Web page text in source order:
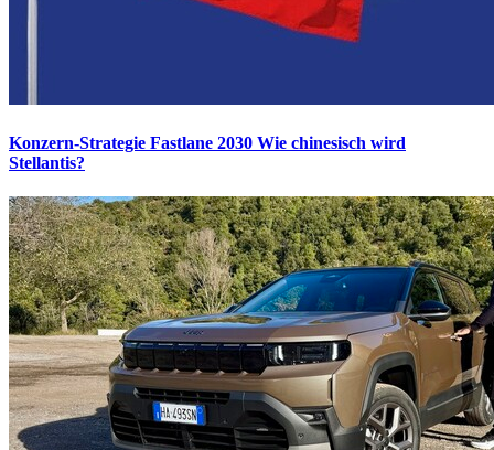
Konzern-Strategie Fastlane 2030 Wie chinesisch wird
Stellantis?